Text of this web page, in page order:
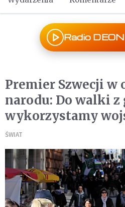
Radio
Premier Szwecji w
narodu: Do walki z
wykorzystamy
ŚWIAT